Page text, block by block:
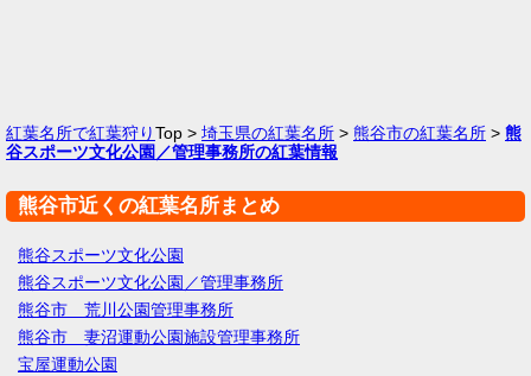
紅葉名所で紅葉狩りTop > 埼玉県の紅葉名所 > 熊谷市の紅葉名所 > 熊
谷スポーツ文化公園／管理事務所の紅葉情報
熊谷市近くの紅葉名所まとめ
熊谷スポーツ文化公園
熊谷スポーツ文化公園／管理事務所
熊谷市 荒川公園管理事務所
熊谷市 妻沼運動公園施設管理事務所
宝屋運動公園